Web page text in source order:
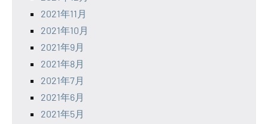
2021年11月
2021年10月
2021年9月
2021年8月
2021年7月
2021年6月
2021年5月